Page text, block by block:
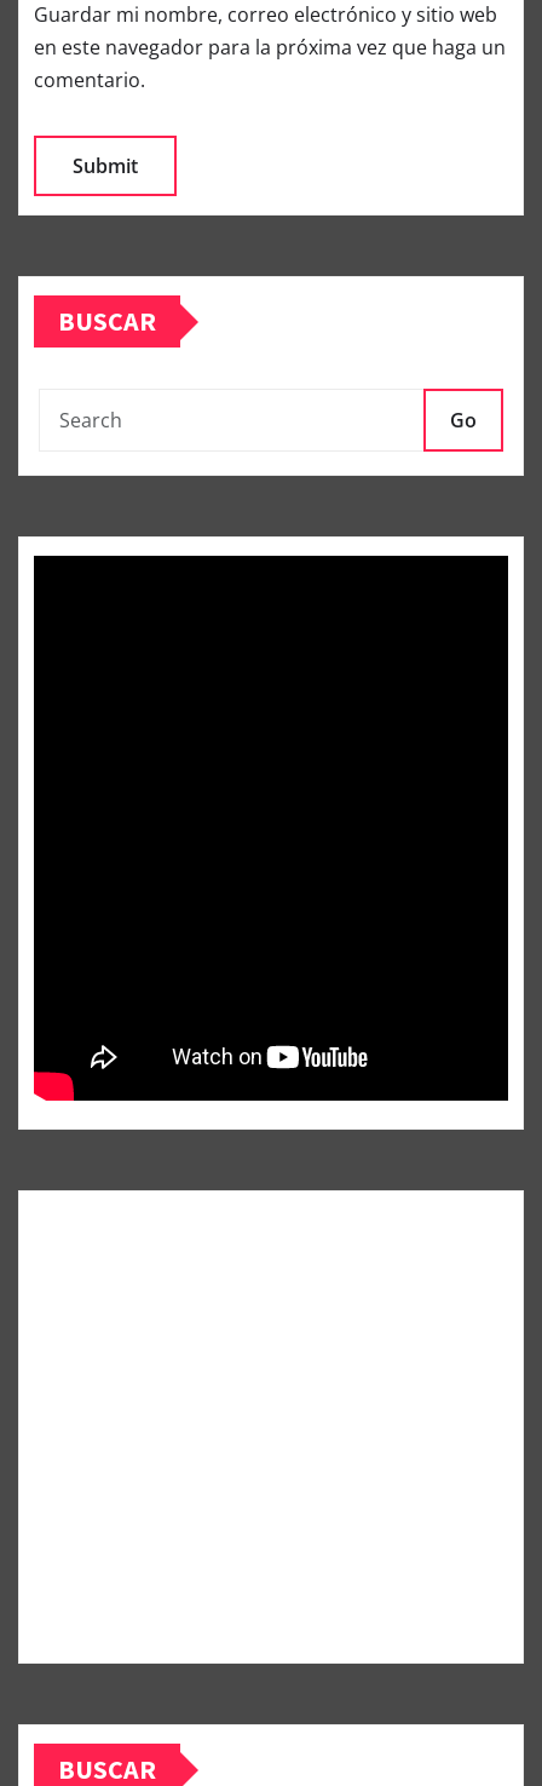
Guardar mi nombre, correo electrónico y sitio web
en este navegador para la próxima vez que haga un
comentario.
BUSCAR
Go
BUSCAR